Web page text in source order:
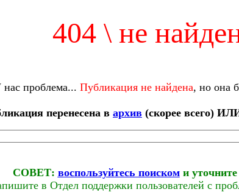
404 \ не
проблема... Публикация не найдена, но она
перенесена в архив (скорее всего)
СОВЕТ: воспользуйтесь поискоми уточните
в Отдел поддержки пользователей с